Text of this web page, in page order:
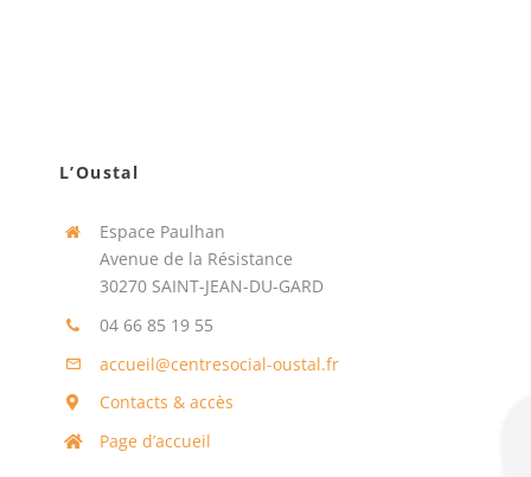
L’Oustal
Espace Paulhan
Avenue de la Résistance
30270 SAINT-JEAN-DU-GARD
04 66 85 19 55
accueil@centresocial-oustal.fr
Contacts & accès
Page d’accueil